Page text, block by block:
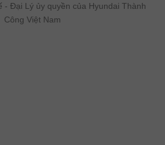
- Đại Lý ủy quyền của Hyundai Thành
Công Việt Nam